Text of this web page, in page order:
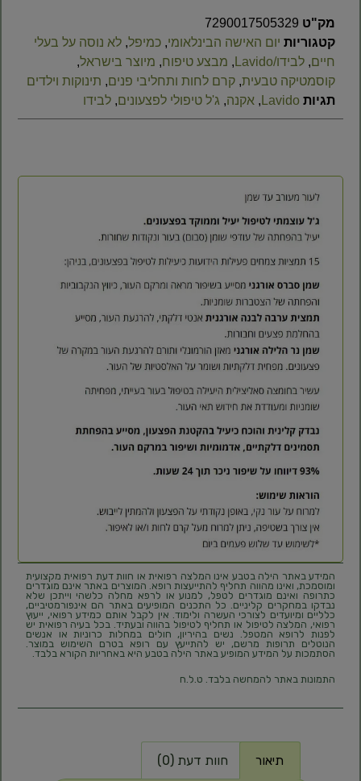
מק"ט 7290017505329
קטגוריות יום האישה הבינלאומי, כמיפל, לא נוסה על בעלי
חיים, לבידו/Lavido , מבצע טיפוח, מיוצר בישראל,
קוסמטיקה טבעית, קרם לחות ותחליבי פנים, תינוקות וילדים
תגיות Lavido
, אקנה, ג'ל טיפולי לפצעונים, לבידו
המידע באתר הילה בטבע אינו המלצה רפואית או חוות דעת רפואית מקצועית
ומוסמכת, ואינו מהווה תחליף להתייעצות רופא. המוצרים באתר אינם מוגדרים
כתרופה ואינם מוגדרים לטפל, למנוע או לרפא מחלה כלשהי וייתכן שלא
נבדקו במחקרים קליניים. כל התכנים המופיעים באתר הם אינפורמטיביים,
כלליים ומיועדים לצורכי העשרה ולימוד. אין לקבל אותם כמידע רפואי, ייעוץ
רפואי, המלצה לטיפול או תחליף לטיפול בהווה ובעתיד. בכל בעיה רפואית יש
לפנות לרופא המטפל. נשים בהיריון, חולים במחלות כרוניות או אנשים
הנוטלים תרופות מרשם, יש להתייעץ עם רופא בטרם השימוש במוצר.
הסתמכות על המידע המופיע באתר הילה בטבע היא באחריות הקורא בלבד.
התמונות באתר להמחשה בלבד. ט.ל.ח
תיאור חוות דעת (0)